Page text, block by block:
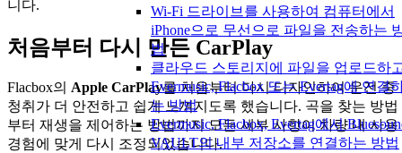
Wi-Fi 드라이브를 사용하여 컴퓨터에서
iPhone으로 무선으로 파일을 전송하는
법
클라우드 스토리지에 파일을 업로드하
Evermusic, Flacbox 또는 Evertag에 연결
는 방법
Evermusic, Flacbox, Evertag에서
VAULT의 내부 저장소를 연결하는 방법
니다.
처음부터 다시 만든 CarPlay
Flacbox의 Apple CarPlay를 처음부터 다시 디자인하여 운전 중
청취가 더 안전하고 쉽게 느껴지도록 했습니다. 곡을 찾는 방법
부터 재생을 제어하는 방법까지 모든 세부 사항이 차량 내 사용
경험에 맞게 다시 조정되었습니다.